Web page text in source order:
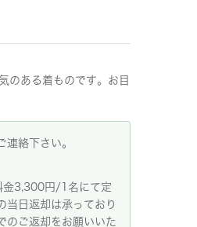
のある着ものです。お目
絡下さい。
3,300円/1名にて定
当日返却は承っており
のご返却をお願いいた